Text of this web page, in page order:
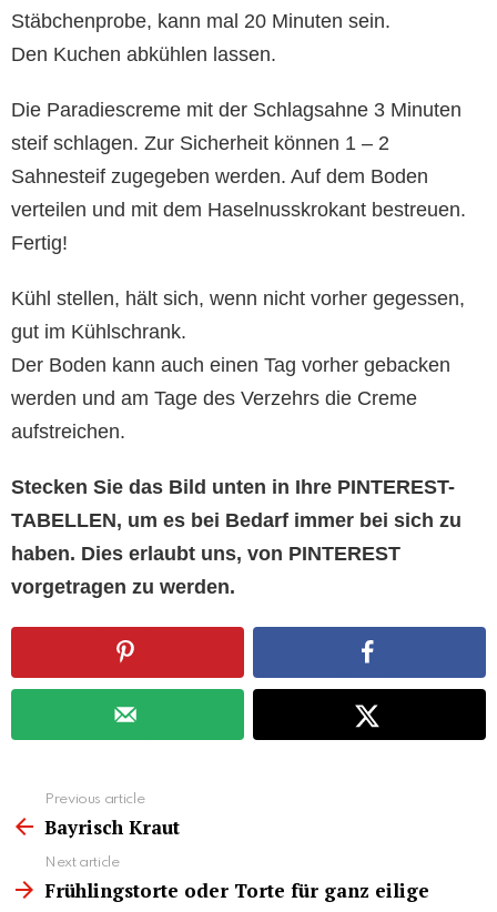
Stäbchenprobe, kann mal 20 Minuten sein.
Den Kuchen abkühlen lassen.
Die Paradiescreme mit der Schlagsahne 3 Minuten
steif schlagen. Zur Sicherheit können 1 – 2
Sahnesteif zugegeben werden. Auf dem Boden
verteilen und mit dem Haselnusskrokant bestreuen.
Fertig!
Kühl stellen, hält sich, wenn nicht vorher gegessen,
gut im Kühlschrank.
Der Boden kann auch einen Tag vorher gebacken
werden und am Tage des Verzehrs die Creme
aufstreichen.
Stecken Sie das Bild unten in Ihre PINTEREST-
TABELLEN, um es bei Bedarf immer bei sich zu
haben. Dies erlaubt uns, von PINTEREST
vorgetragen zu werden.
more
Previous article
Bayrisch Kraut
Next article
Frühlingstorte oder Torte für ganz eilige